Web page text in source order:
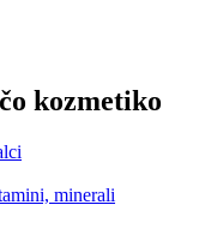
kozmetiko
minerali